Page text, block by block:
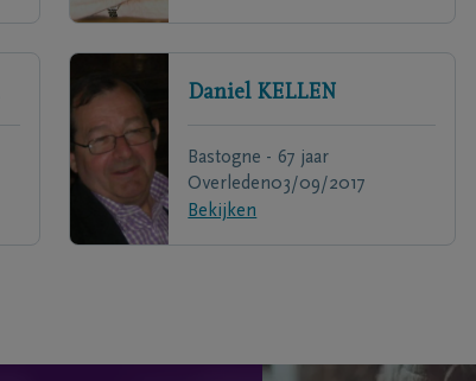
Daniel KELLEN
Bastogne - 67 jaar
Overleden03/09/2017
Bekijken